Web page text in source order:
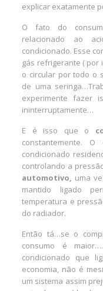
explicar exatamente
O fato do
relacionado ao
condicionado. Esse
gás refrigerante ( por
o circular por todo o
de uma
experimente fazer
ininterruptamente…
E é isso que o
constantemente.
condicionado
controlando a
automotivo, uma
mantido ligado
temperatura e
do radiador.
Então tá…se o
consumo é
condicionado que
economia, não é
um sistema assim